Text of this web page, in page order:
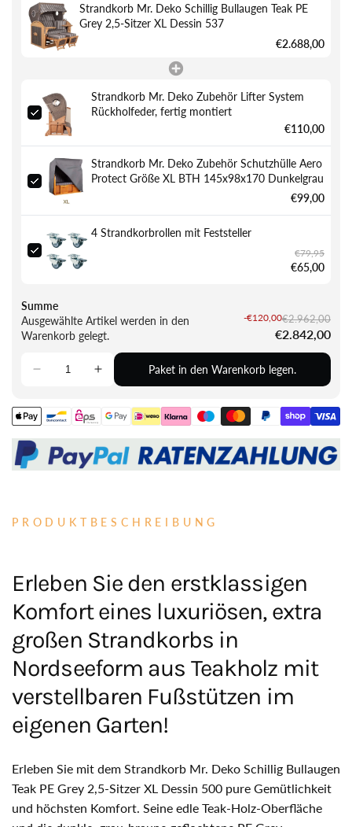
Sitzer
XL
2,5-
Sitzer
Strandkorb Mr. Deko Schillig Bullaugen Teak PE
Grey 2,5-Sitzer XL Dessin 537
€2.688,00
Strandkorb Mr. Deko Zubehör Lifter System
Rückholfeder, fertig montiert
€110,00
Strandkorb Mr. Deko Zubehör Schutzhülle Aero
Protect Größe XL BTH 145x98x170 Dunkelgrau
€99,00
4 Strandkorbrollen mit Feststeller
€79,95
€65,00
Summe
Ausgewählte Artikel werden in den
Warenkorb gelegt.
-€120,00€2.962,00
€2.842,00
Paket in den Warenkorb legen.
PRODUKTBESCHREIBUNG
Erleben Sie den erstklassigen
Komfort eines luxuriösen, extra
großen Strandkorbs in
Nordseeform aus Teakholz mit
verstellbaren Fußstützen im
eigenen Garten!
Erleben Sie mit dem Strandkorb Mr. Deko Schillig Bullaugen
Teak PE Grey 2,5-Sitzer XL Dessin 500 pure Gemütlichkeit
und höchsten Komfort. Seine edle Teak-Holz-Oberfläche